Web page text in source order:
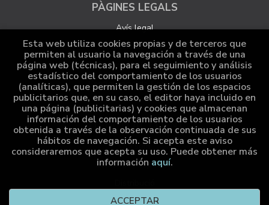
PÀGINES LEGALS
Avís legal
Protecció de dades
Política de Cookies
Configuració de Cookies
ATENCIÓ AL CLIENT
Qui som
Comandes especials
Esta web utiliza cookies propias y de terceros que
permiten al usuario la navegación a través de una
página web (técnicas), para el seguimiento y análisis
estadístico del comportamiento de los usuarios
(analíticas), que permiten la gestión de los espacios
publicitarios que, en su caso, el editor haya incluido en
una página (publicitarias) y cookies que almacenan
información del comportamiento de los usuarios
obtenida a través de la observación continuada de sus
hábitos de navegación. Si acepta este aviso
consideraremos que acepta su uso. Puede obtener más
información aquí.
ACCEPTAR